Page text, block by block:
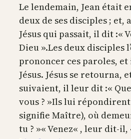
Le lendemain, Jean était
deux de ses disciples ; et,
Jésus qui passait, il dit :«
Dieu ».Les deux disciples
prononcer ces paroles,
Jésus. Jésus se retourna,
suivaient, il leur dit :«
vous ? »Ils lui répondirent
signifie Maître), où
tu ? »« Venez« , leur dit-il,